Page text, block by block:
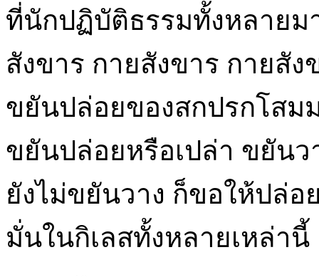
ที่นักปฏิบัติธรรมทั้งหลายม
สังขาร กายสังขาร กายสั
ขยันปล่อยของสกปรกโสม
ขยันปล่อยหรือเปล่า ขยันว
ยังไม่ขยันวาง ก็ขอให้ปล่อ
มั่นในกิเลสทั้งหลายเหล่านี้